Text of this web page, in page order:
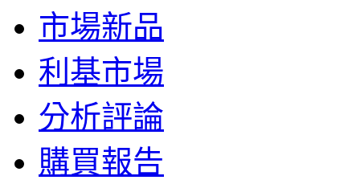
市場新品
利基市場
分析評論
購買報告